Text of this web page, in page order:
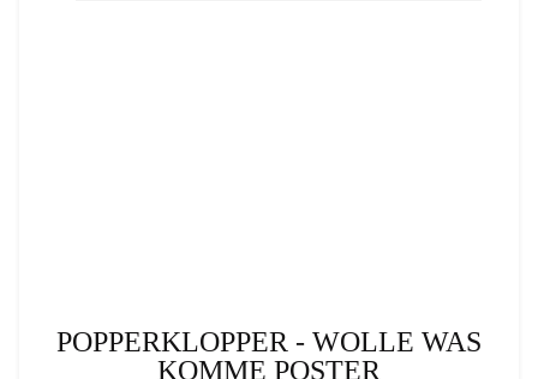
POPPERKLOPPER - WOLLE WAS
KOMME POSTER